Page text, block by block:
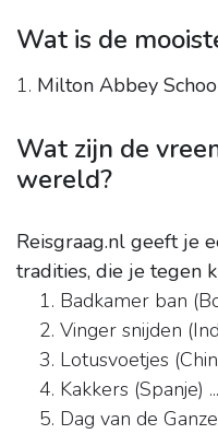
Wat is de
1. Milton Abbey
Wat zijn de
wereld?
Reisgraag.nl geeft je
tradities, die je tegen
Badkamer ban
Vinger snijden
Lotusvoetjes
Kakkers (Spanje) ...
Dag van de